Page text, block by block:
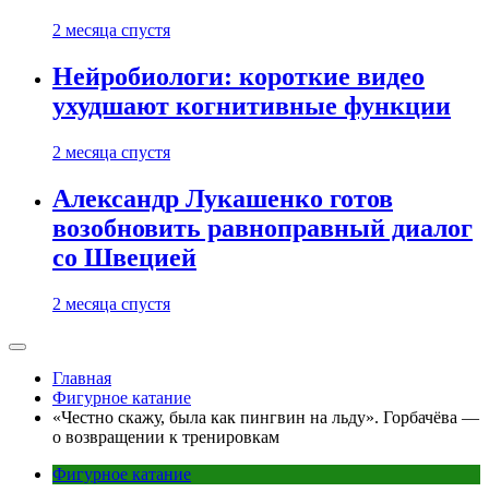
2 месяца спустя
Нейробиологи: короткие видео
ухудшают когнитивные функции
2 месяца спустя
Александр Лукашенко готов
возобновить равноправный диалог
со Швецией
2 месяца спустя
Главная
Фигурное катание
«Честно скажу, была как пингвин на льду». Горбачёва —
о возвращении к тренировкам
Фигурное катание